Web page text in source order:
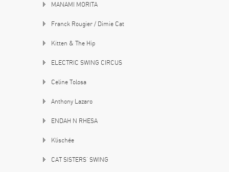
MANAMI MORITA
Franck Rougier / Dimie Cat
Kitten & The Hip
ELECTRIC SWING CIRCUS
Celine Tolosa
Anthony Lazaro
ENDAH N RHESA
Klischée
CAT SISTERS’ SWING